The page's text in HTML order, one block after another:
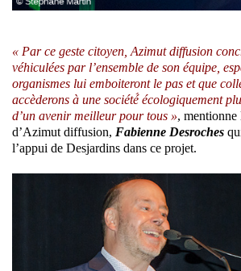
« Par ce geste citoyen, Azimut diffusion
véhiculées par l’ensemble de son équipe,
organismes lui emboiteront le pas et que
accèderons à une société́ écologiquement
d’un avenir meilleur pour tous », mentionne
d’Azimut diffusion, Fabienne Desroches
l’appui de Desjardins dans ce projet.